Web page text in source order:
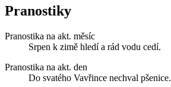
Pranostiky
Pranostika na akt. měsíc
Srpen k zimě hledí a rád vodu cedí.
Pranostika na akt. den
Do svatého Vavřince nechval pšenice.